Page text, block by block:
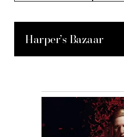
Harper’s Bazaar